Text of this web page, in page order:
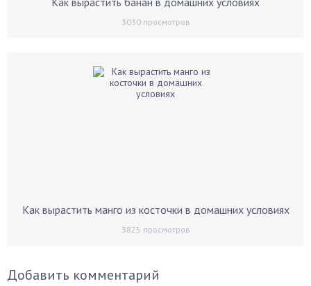
3030просмотров
Как вырастить манго из косточки в домашних условиях
3825 просмотров
Добавить комментарий